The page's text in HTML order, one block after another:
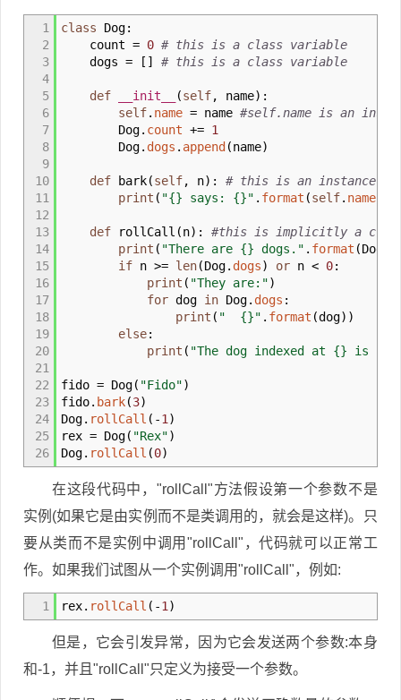
1
2
3
4
5
6
7
8
9
10
11
12
13
14
15
16
17
18
19
20
21
22
23
24
25
26
class Dog:
count = 0 # this is a class variable
dogs = [ ] # this is a class variable
def __init__ (self, name) :
self. name = name #self.name is an
Dog. count += 1
Dog. dogs . append (name)
def bark(self, n) : # this is an instance
print ( "{} says: {}" . format (self. name
def rollCall (n) : #this is implicitly a class
print ( "There are {} dogs." . format (Dog.
if n >= len(Dog. dogs) or n < 0:
print ( "They are:")
for dog in Dog. dogs :
print ( " {}" . format (dog) )
else:
print ( "The dog indexed at {} is
fido = Dog( "Fido")
fido. bark(3)
Dog. rollCall ( -1 )
rex = Dog( "Rex")
Dog. rollCall (0)
在这段代码中，"rollCall"方法假设第一个参数不是
实例(如果它是由实例而不是类调用的，就会是这样)。只
要从类而不是实例中调用"rollCall"，代码就可以正常工
作。如果我们试图从一个实例调用"rollCall"，例如:
1 rex. rollCall ( -1 )
但是，它会引发异常，因为它会发送两个参数:本身
和-1，并且"rollCall"只定义为接受一个参数。